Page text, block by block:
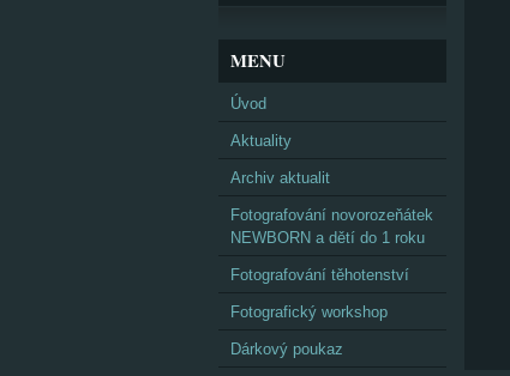
MENU
Úvod
Aktuality
Archiv aktualit
Fotografování novorozeňátek
NEWBORN a dětí do 1 roku
Fotografování těhotenství
Fotografický workshop
Dárkový poukaz